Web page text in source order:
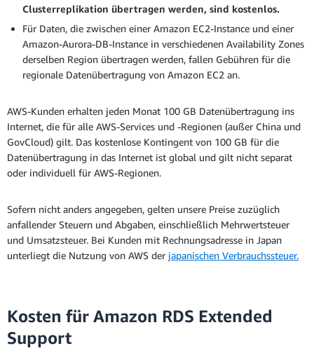
Clusterreplikation übertragen werden, sind kostenlos.
Für Daten, die zwischen einer Amazon EC2-Instance und einer
Amazon-Aurora-DB-Instance in verschiedenen Availability Zones
derselben Region übertragen werden, fallen Gebühren für die
regionale Datenübertragung von Amazon EC2 an.
AWS-Kunden erhalten jeden Monat 100 GB Datenübertragung ins
Internet, die für alle AWS-Services und -Regionen (außer China und
GovCloud) gilt. Das kostenlose Kontingent von 100 GB für die
Datenübertragung in das Internet ist global und gilt nicht separat
oder individuell für AWS-Regionen.
Sofern nicht anders angegeben, gelten unsere Preise zuzüglich
anfallender Steuern und Abgaben, einschließlich Mehrwertsteuer
und Umsatzsteuer. Bei Kunden mit Rechnungsadresse in Japan
unterliegt die Nutzung von AWS der japanischen Verbrauchssteuer.
Kosten für Amazon RDS Extended
Support